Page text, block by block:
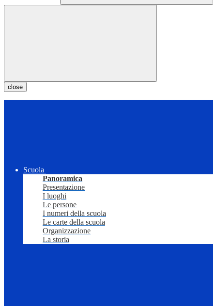
close
Scuola
Panoramica
Presentazione
I luoghi
Le persone
I numeri della scuola
Le carte della scuola
Organizzazione
La storia